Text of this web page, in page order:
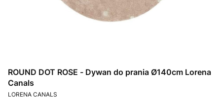
ROUND DOT ROSE - Dywan do prania Ø140cm Lorena
Canals
PRODUCENT
LORENA CANALS